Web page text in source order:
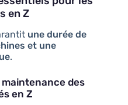
en Z
une durée de
et une
.
des
en Z